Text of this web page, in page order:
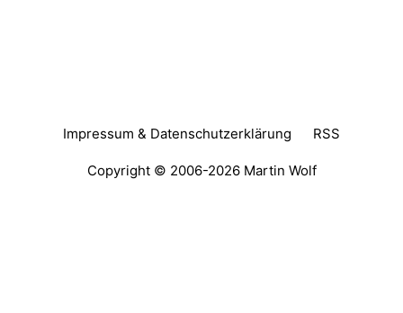
Impressum & Datenschutzerklärung RSS
Copyright © 2006-2026 Martin Wolf